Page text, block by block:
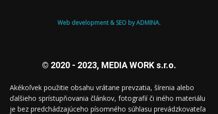
Web development & SEO by ADMINA.
© 2020 - 2023, MEDIA WORK s.r.o.
Akékoľvek použitie obsahu vrátane prevzatia, šírenia alebo
ďalšieho sprístupňovania článkov, fotografií či iného materiálu
je bez predchádzajúceho písomného súhlasu prevádzkovateľa